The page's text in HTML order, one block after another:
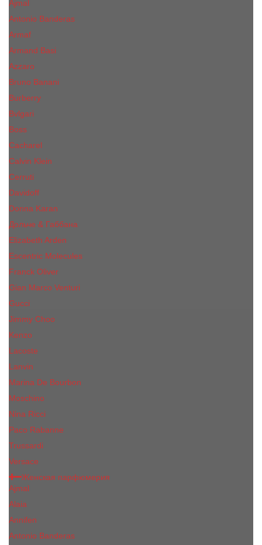
Ajmal
Antonio Banderas
Armaf
Armand Basi
Azzaro
Bruno Banani
Burberry
Bvlgari
Boss
Cacharel
Calvin Klein
Cerruti
Davidoff
Donna Karan
Дольче & Габбана
Elizabeth Arden
Escentric Molecules
Franck Oliver
Gian Marco Venturi
Gucci
Jimmy Choo
Kenzo
Lacoste
Lanvin
Marina De Bourbon
Moschino
Nina Ricci
Paco Rabanne
Trussardi
Versace
Женская парфюмерия
Ajmal
Alaia
Annifen
Antonio Banderas